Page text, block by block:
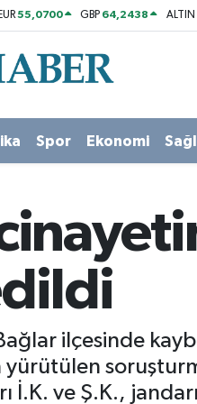
EUR55,0700 GBP 64,2438 ALTIN
Spor Ekonomi
Bağlar ilçesinde
İ.K. ve Ş.K.,